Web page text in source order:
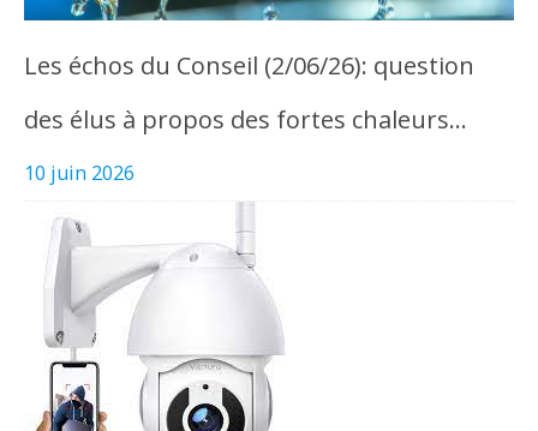
Les échos du Conseil (2/06/26): question
des élus à propos des fortes chaleurs…
10 juin 2026